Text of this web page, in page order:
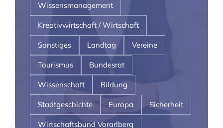
Wissensmanagement
Kreativwirtschaft / Wirtschaft
Sonstiges Landtag Vereine
Tourismus Bundesrat
Wissenschaft Bildung
Stadtgeschichte Europa Sicherheit
Wirtschaftsbund Vorarlberg